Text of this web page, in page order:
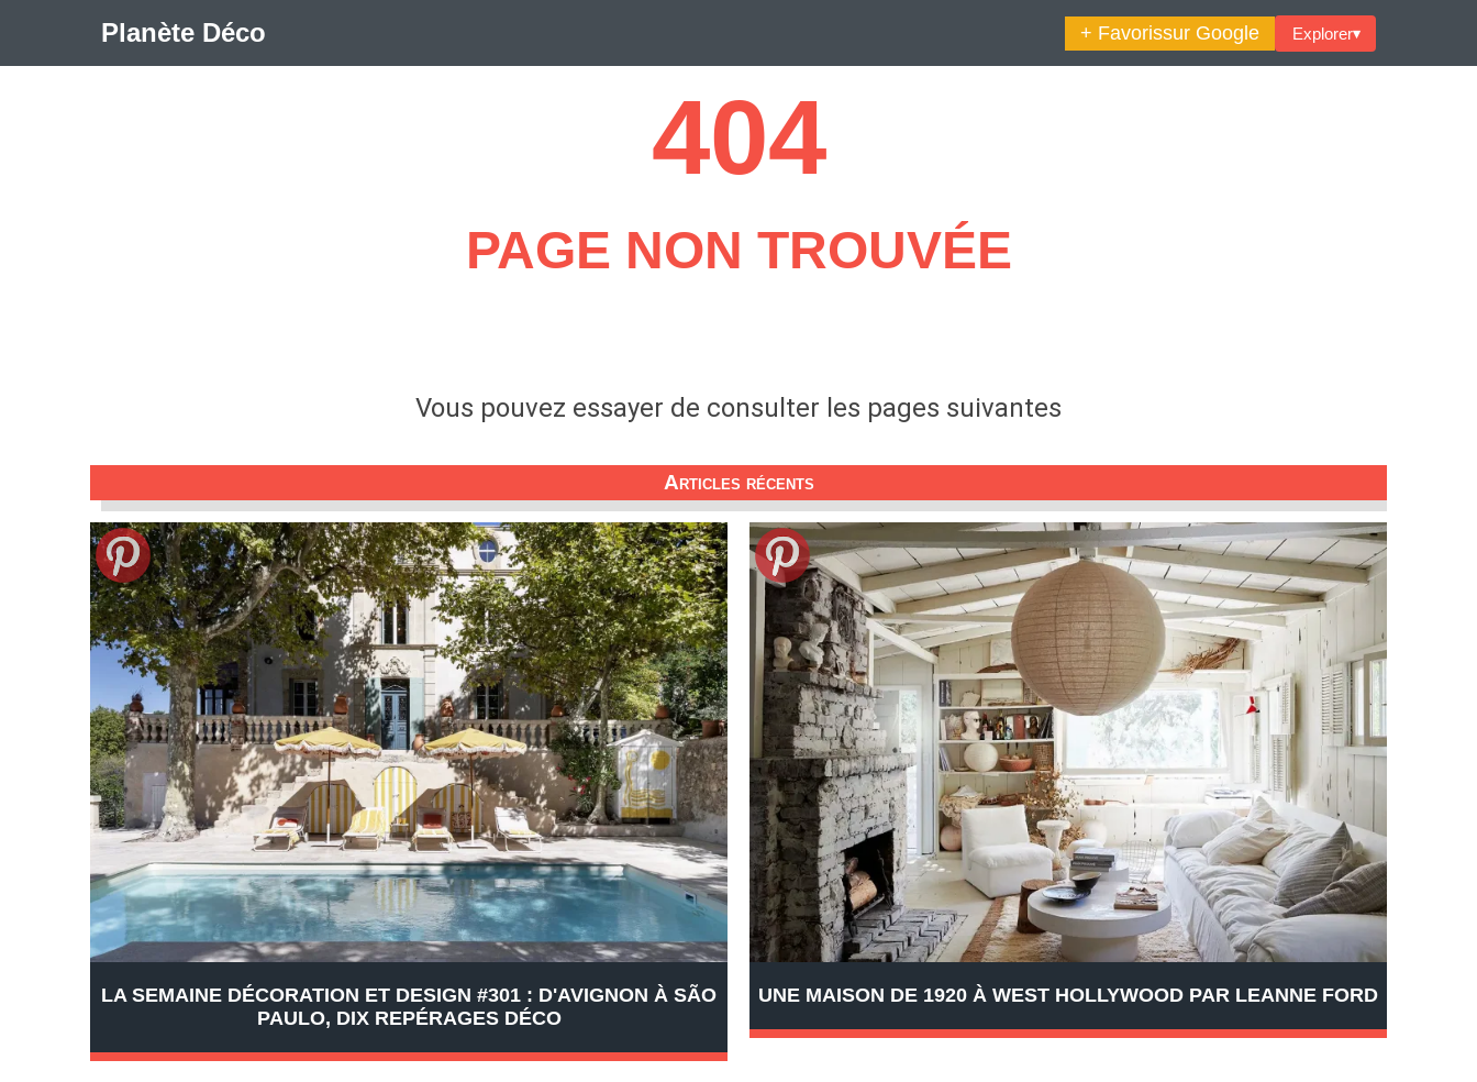
Planète Déco + Favorissur Google Explorer▾
Interieurs Scandinaves La Décoration Selon Votre Signe Astrologique Les Trouvailles Déco Du Jour
404
PAGE NON TROUVÉE
Vous pouvez essayer de consulter les pages suivantes
Articles récents
LA SEMAINE DÉCORATION ET DESIGN #301 : D'AVIGNON À SÃO
PAULO, DIX REPÉRAGES DÉCO
UNE MAISON DE 1920 À WEST HOLLYWOOD PAR LEANNE FORD